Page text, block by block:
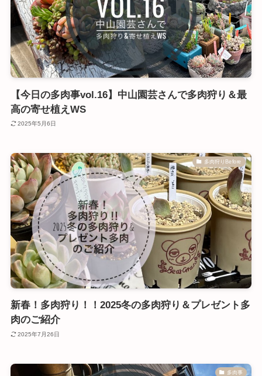
【今日の多肉事vol.16】中山園芸さんで多肉狩り＆最
高の寄せ植えWS
2025年5月6日
多肉狩りBefore
新春！多肉狩り！！2025冬の多肉狩り＆プレゼント多
肉のご紹介
2025年7月26日
多肉事